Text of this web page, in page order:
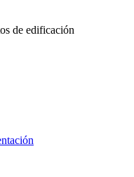
de edificación